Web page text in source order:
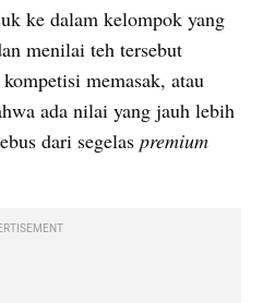
ke dalam kelompok yang
menilai teh tersebut
memasak, atau
ada nilai yang jauh lebih
dari segelas premium